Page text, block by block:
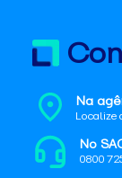
Na
Localize
No
0800